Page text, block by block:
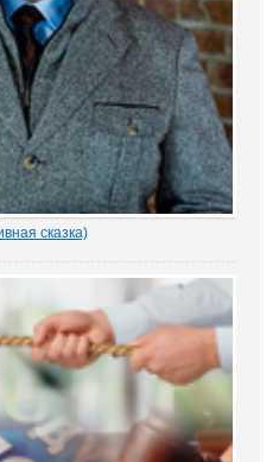
сказка)
Воеводу удивлённый взгляд.